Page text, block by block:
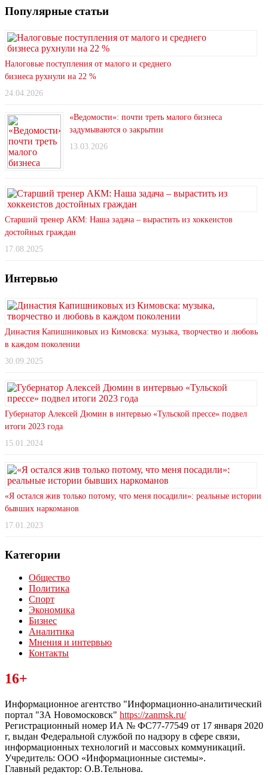
Популярные статьи
Налоговые поступления от малого и среднего
бизнеса рухнули на 22 %
24.04.2026
«Ведомости»: почти треть малого бизнеса
задумываются о закрытии
13.03.2026
Старший тренер АКМ: Наша задача – вырастить из хоккеистов
достойных граждан
17.08.2025
Интервью
Династия Капишниковых из Кимовска: музыка, творчество и любовь
в каждом поколении
30.09.2025
Губернатор Алексей Дюмин в интервью «Тульской прессе» подвел
итоги 2023 года
15.01.2024
«Я остался жив только потому, что меня посадили»: реальные истории
бывших наркоманов
17.01.2023
Категории
Общество
Политика
Спорт
Экономика
Бизнес
Аналитика
Мнения и интервью
Контакты
Читайте последние новости дня в Тульской области на сайте
“ЗаНовомосковск”
16+
Информационное агентство "Информационно-аналитический
портал "ЗА Новомосковск" https://zanmsk.ru/
Регистрационный номер ИА № ФС77-77549 от 17 января 2020
г, выдан Федеральной службой по надзору в сфере связи,
информационных технологий и массовых коммуникаций.
Учредитель: ООО «Информационные системы».
Главный редактор: О.В.Тельнова.